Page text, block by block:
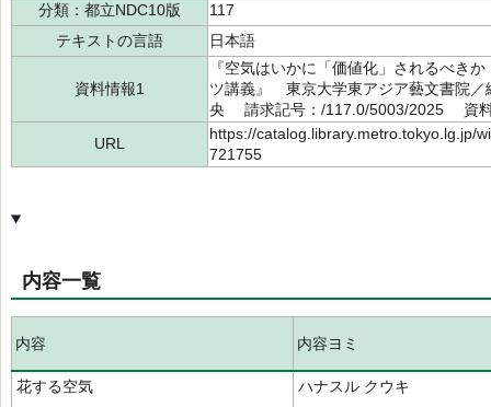
分類：都立NDC10版
117
テキストの言語
日本語
資料情報1
『空気はいかに「価値化」されるべき
ツ講義』 東京大学東アジア藝文書院
央 請求記号：/117.0/5003/2025 資料
URL
https://catalog.library.metro.tokyo.lg.jp/
721755
内容一覧
内容 内容ヨミ
花する空気 ハナスル クウキ